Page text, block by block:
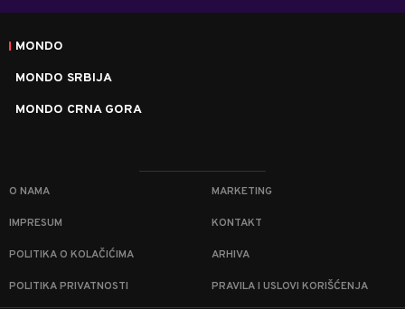
MONDO
MONDO SRBIJA
MONDO CRNA GORA
O NAMA MARKETING
IMPRESUM KONTAKT
POLITIKA O KOLAČIĆIMA ARHIVA
POLITIKA PRIVATNOSTI PRAVILA I USLOVI KORIŠĆENJA